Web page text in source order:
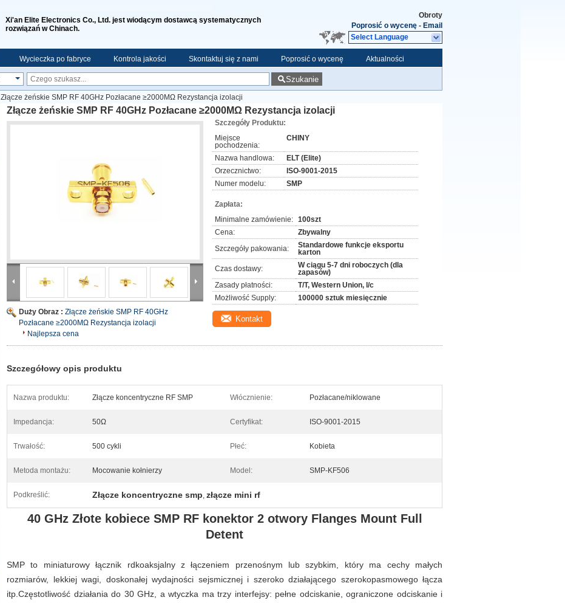
Xi'an Elite Electronics Co., Ltd. jest wiodącym dostawcą systematycznych
rozwiązań w Chinach.
Obroty
Poprosić o wycenę - Email
Select Language
Wycieczka po fabryce Kontrola jakości Skontaktuj się z nami Poprosić o wycenę Aktualności
Szukanie
Złącze żeńskie SMP RF 40GHz Pozłacane ≥2000MΩ Rezystancja izolacji
Złącze żeńskie SMP RF 40GHz Pozłacane ≥2000MΩ Rezystancja izolacji
Duży Obraz : Złącze żeńskie SMP RF 40GHz
Pozłacane ≥2000MΩ Rezystancja izolacji
Najlepsza cena
Szczegóły Produktu:
Miejsce
pochodzenia:
CHINY
Nazwa handlowa:
ELT (Elite)
Orzecznictwo:
ISO-9001-2015
Numer modelu:
SMP
Zapłata:
Minimalne zamówienie: 100szt
Cena:
Zbywalny
Szczegóły pakowania:
Standardowe funkcje eksportu
karton
Czas dostawy:
W ciągu 5-7 dni roboczych (dla
zapasów)
Zasady płatności:
T/T, Western Union, l/c
Możliwość Supply:
100000 sztuk miesięcznie
Kontakt
Szczegółowy opis produktu
Nazwa produktu: Złącze koncentryczne RF SMP Włócznienie: Pozłacane/niklowane
Impedancja: 50Ω Certyfikat: ISO-9001-2015
Trwałość: 500 cykli Płeć: Kobieta
Metoda montażu: Mocowanie kołnierzy Model: SMP-KF506
Podkreślić: Złącze koncentryczne smp, złącze mini rf
40 GHz Złote kobiece SMP RF konektor 2 otwory Flanges Mount Full
Detent
SMP to miniaturowy łącznik rdkoaksjalny z łączeniem przenośnym lub szybkim, który ma cechy małych
rozmiarów, lekkiej wagi, doskonałej wydajności sejsmicznej i szeroko działającego szerokopasmowego łącza
itp.Częstotliwość działania do 30 GHz, a wtyczka ma trzy interfejsy: pełne odciskanie, ograniczone odciskanie i